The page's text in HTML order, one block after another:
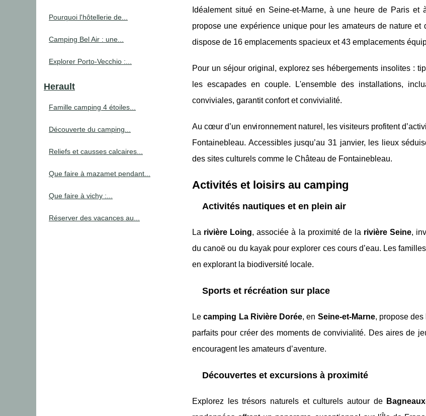
Idéalement situé en Seine-et-Marne, à une heure de Paris
propose une expérience unique pour les amateurs de nature
dispose de 16 emplacements spacieux et 43 emplacements
Pour un séjour original, explorez ses hébergements insolites :
les escapades en couple. L'ensemble des installations,
conviviales, garantit confort et convivialité.
Au cœur d’un environnement naturel, les visiteurs profitent
Fontainebleau. Accessibles jusqu’au 31 janvier, les lieux
des sites culturels comme le Château de Fontainebleau.
Activités et loisirs au camping
Activités nautiques et en plein air
La rivière Loing, associée à la proximité de la rivière Seine,
du canoë ou du kayak pour explorer ces cours d’eau. Les
en explorant la biodiversité locale.
Sports et récréation sur place
Lecamping La Rivière Dorée, en Seine-et-Marne, propose
parfaits pour créer des moments de convivialité. Des aires de
encouragent les amateurs d’aventure.
Découvertes et excursions à proximité
Explorez les trésors naturels et culturels autour de
Pourquoi l'hôtellerie de...
Camping Bel Air : une...
Explorer Porto-Vecchio :...
Herault
Famille camping 4 étoiles...
Découverte du camping...
Reliefs et causses calcaires...
Que faire à mazamet pendant...
Que faire à vichy :...
Réserver des vacances au...